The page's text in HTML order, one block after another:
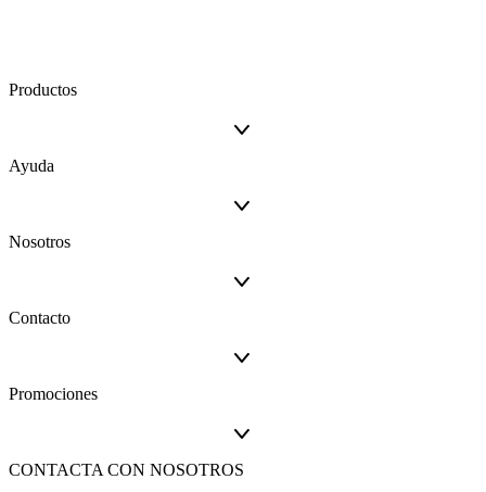
Productos
Ayuda
Nosotros
Contacto
Promociones
CONTACTA CON NOSOTROS